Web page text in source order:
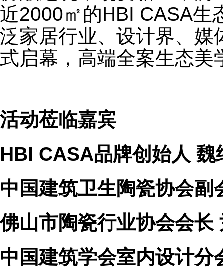
近2000㎡的HBI CASA生
泛家居行业、设计界、媒
式启幕，高端全案生态美
活动莅临嘉宾
HBI CASA品牌创始人 魏
中国建筑卫生陶瓷协会副
佛山市陶瓷行业协会会长
中国建筑学会室内设计